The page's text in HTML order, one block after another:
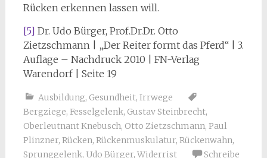
Rücken erkennen lassen will.
[5] Dr. Udo Bürger, Prof.Dr.Dr. Otto
Zietzschmann | „Der Reiter formt das Pferd“ | 3.
Auflage – Nachdruck 2010 | FN-Verlag
Warendorf | Seite 19
Ausbildung, Gesundheit, Irrwege
Bergziege, Fesselgelenk, Gustav Steinbrecht,
Oberleutnant Knebusch, Otto Zietzschmann, Paul
Plinzner, Rücken, Rückenmuskulatur, Rückenwahn,
Sprunggelenk, Udo Bürger, Widerrist
Schreibe